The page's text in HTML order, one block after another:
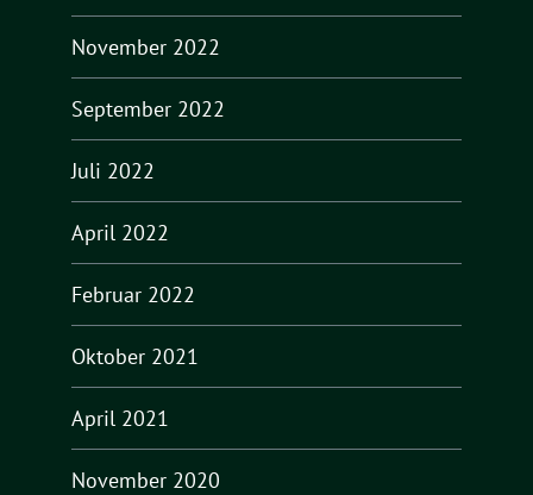
November 2022
September 2022
Juli 2022
April 2022
Februar 2022
Oktober 2021
April 2021
November 2020